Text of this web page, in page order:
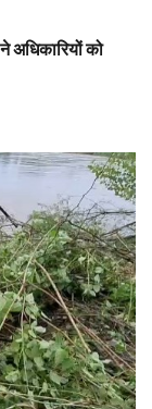
अधिकारियों को